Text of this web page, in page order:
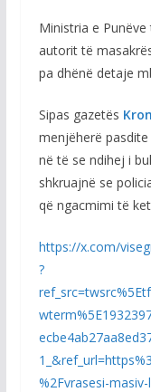
Ministria e
autorit të
pa dhënë detaje
Sipas gazetës
menjëherë
në të se ndihej i
shkruajnë se
që ngacmimi të
https://x.com/
?
%2Fvrasesi-